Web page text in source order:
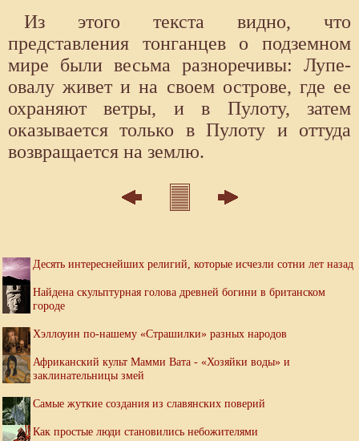
Из этого текста видно, что
представления тонганцев о подземном
мире были весьма разноречивы: Лупе-
овалу живет и на своем острове, где ее
охраняют ветры, и в Пулоту, затем
оказывается только в Пулоту и оттуда
возвращается на землю.
Десять интереснейших религий, которые исчезли сотни лет назад
Найдена скульптурная голова древней богини в британском
городе
Хэллоуин по-нашему «Страшилки» разных народов
Африканский культ Мамми Вата - «Хозяйки воды» и
заклинательницы змей
Самые жуткие создания из славянских поверий
Как простые люди становились небожителями